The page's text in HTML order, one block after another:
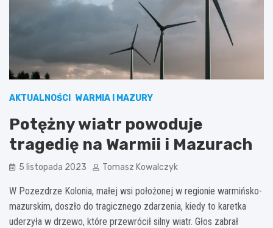
AKTUALNOŚCI WARMIA I MAZURY
Potężny wiatr powoduje
tragedię na Warmii i Mazurach
5 listopada 2023 Tomasz Kowalczyk
W Pozezdrze Kolonia, małej wsi położonej w regionie warmińsko-
mazurskim, doszło do tragicznego zdarzenia, kiedy to karetka
uderzyła w drzewo, które przewrócił silny wiatr. Głos zabrał